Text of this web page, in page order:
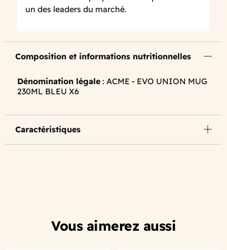
un des leaders du marché.
Composition et informations nutritionnelles
Dénomination légale : ACME - EVO UNION MUG
230ML BLEU X6
Caractéristiques
Vous aimerez aussi